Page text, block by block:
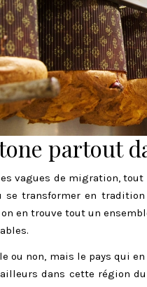
partout
vagues de migration,
se transformer en
en trouve tout un
ou non, mais le pays qui
dans cette région